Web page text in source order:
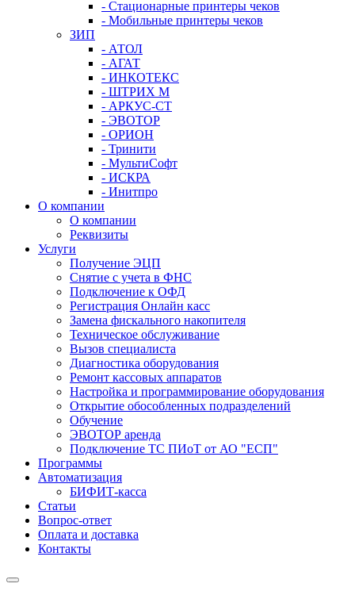
- Стационарные принтеры чеков
- Мобильные принтеры чеков
ЗИП
- АТОЛ
- АГАТ
- ИНКОТЕКС
- ШТРИХ М
- АРКУС-СТ
- ЭВОТОР
- ОРИОН
- Тринити
- МультиСофт
- ИСКРА
- Инитпро
О компании
О компании
Реквизиты
Услуги
Получение ЭЦП
Снятие с учета в ФНС
Подключение к ОФД
Регистрация Онлайн касс
Замена фискального накопителя
Техническое обслуживание
Вызов специалиста
Диагностика оборудования
Ремонт кассовых аппаратов
Настройка и программирование оборудования
Открытие обособленных подразделений
Обучение
ЭВОТОР аренда
Подключение ТС ПИоТ от АО "ЕСП"
Программы
Автоматизация
БИФИТ-касса
Статьи
Вопрос-ответ
Оплата и доставка
Контакты